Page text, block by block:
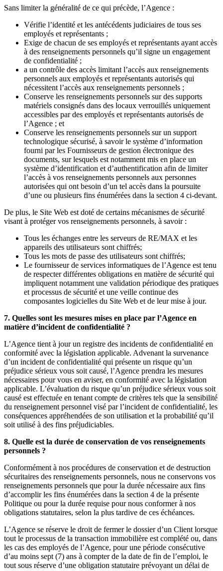
Sans limiter la généralité de ce qui précède, l’Agence :
Vérifie l’identité et les antécédents judiciaires de tous ses
employés et représentants ;
Exige de chacun de ses employés et représentants ayant accès
à des renseignements personnels qu’il signe un engagement
de confidentialité ;
a un contrôle des accès limitant l’accès aux renseignements
personnels aux employés et représentants autorisés qui
nécessitent l’accès aux renseignements personnels ;
Conserve les renseignements personnels sur des supports
matériels consignés dans des locaux verrouillés uniquement
accessibles par des employés et représentants autorisés de
l’Agence ; et
Conserve les renseignements personnels sur un support
technologique sécurisé, à savoir le système d’information
fourni par les Fournisseurs de gestion électronique des
documents, sur lesquels est notamment mis en place un
système d’identification et d’authentification afin de limiter
l’accès à vos renseignements personnels aux personnes
autorisées qui ont besoin d’un tel accès dans la poursuite
d’une ou plusieurs fins énumérées dans la section 4 ci-devant.
De plus, le Site Web est doté de certains mécanismes de sécurité
visant à protéger vos renseignements personnels, à savoir :
Tous les échanges entre les serveurs de RE/MAX et les
appareils des utilisateurs sont chiffrés;
Tous les mots de passe des utilisateurs sont chiffrés;
Le fournisseur de services informatiques de l’Agence est tenu
de respecter différentes obligations en matière de sécurité qui
impliquent notamment une validation périodique des pratiques
et processus de sécurité et une veille continue des
composantes logicielles du Site Web et de leur mise à jour.
7. Quelles sont les mesures mises en place par l’Agence en
matière d’incident de confidentialité ?
L’Agence tient à jour un registre des incidents de confidentialité en
conformité avec la législation applicable. Advenant la survenance
d’un incident de confidentialité qui présente un risque qu’un
préjudice sérieux vous soit causé, l’Agence prendra les mesures
nécessaires pour vous en aviser, en conformité avec la législation
applicable. L’évaluation du risque qu’un préjudice sérieux vous soit
causé est effectuée en tenant compte de critères tels que la sensibilité
du renseignement personnel visé par l’incident de confidentialité, les
conséquences appréhendées de son utilisation et la probabilité qu’il
soit utilisé à des fins préjudiciables.
8. Quelle est la durée de conservation de vos renseignements
personnels ?
Conformément à nos procédures de conservation et de destruction
sécuritaires des renseignements personnels, nous ne conservons vos
renseignements personnels que pour la durée nécessaire aux fins
d’accomplir les fins énumérées dans la section 4 de la présente
Politique ou pour la durée requise pour nous conformer à nos
obligations statutaires, selon la plus tardive de ces échéances.
L’Agence se réserve le droit de fermer le dossier d’un Client lorsque
tout le processus de la transaction immobilière est complété ou, dans
les cas des employés de l’Agence, pour une période consécutive
d’au moins sept (7) ans à compter de la date de fin de l’emploi, le
tout sous réserve d’une obligation statutaire prévoyant un délai de